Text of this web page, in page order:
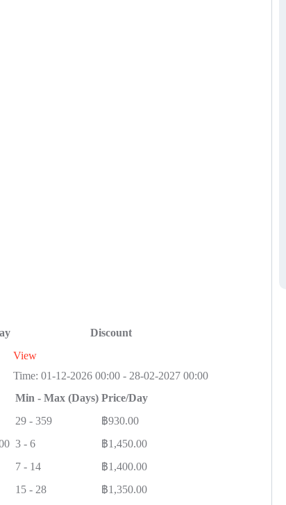
Discount
View
Time: 01-12-2026 00:00 - 28-02-2027 00:00
Min - Max (Days) Price/Day
29 - 359 ฿930.00
3 - 6 ฿1,450.00
7 - 14 ฿1,400.00
15 - 28 ฿1,350.00